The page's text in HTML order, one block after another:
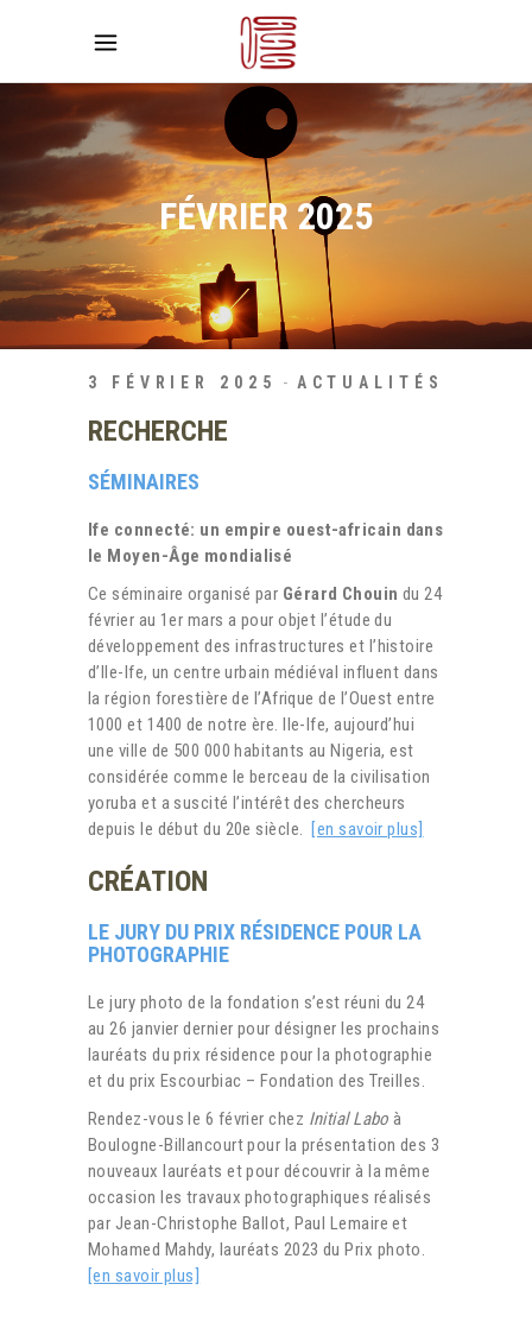
FÉVRIER 2025
3 FÉVRIER 2025 ACTUALITÉS
RECHERCHE
SÉMINAIRES
Ife connecté: un empire ouest-africain dans
le Moyen-Âge mondialisé
Ce séminaire organisé par Gérard Chouin du 24
février au 1er mars a pour objet l’étude du
développement des infrastructures et l’histoire
d’Ile-Ife, un centre urbain médiéval influent dans
la région forestière de l’Afrique de l’Ouest entre
1000 et 1400 de notre ère. Ile-Ife, aujourd’hui
une ville de 500 000 habitants au Nigeria, est
considérée comme le berceau de la civilisation
yoruba et a suscité l’intérêt des chercheurs
depuis le début du 20e siècle. [en savoir plus]
CRÉATION
LE JURY DU PRIX RÉSIDENCE POUR LA
PHOTOGRAPHIE
Le jury photo de la fondation s’est réuni du 24
au 26 janvier dernier pour désigner les prochains
lauréats du prix résidence pour la photographie
et du prix Escourbiac – Fondation des Treilles.
Rendez-vous le 6 février chez Initial Labo à
Boulogne-Billancourt pour la présentation des 3
nouveaux lauréats et pour découvrir à la même
occasion les travaux photographiques réalisés
par Jean-Christophe Ballot, Paul Lemaire et
Mohamed Mahdy, lauréats 2023 du Prix photo.
[en savoir plus]